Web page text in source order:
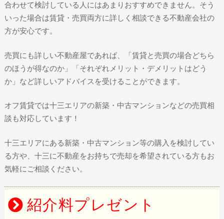
合わせて検討している人にはあまりおすすめできません。そう
いった場合は賃貸・売買両方に詳しく相談できる不動産会社の
方が安心です。
売買にも詳しい不動産屋であれば、「賃貸と売買の場合どちら
のほうが得なのか」「それぞれメリット・デメリットはどう
か」など詳しいアドバイスを受けることができます。
オフ賃貸では十三エリアの新築・中古マンションなどの売買相
談も対応しています！
十三エリアにある新築・中古マンション等の購入を検討してい
る方や、十三に不動産をお持ちで売却を希望されている方もお
気軽にご相談ください。
紹介料プレゼント